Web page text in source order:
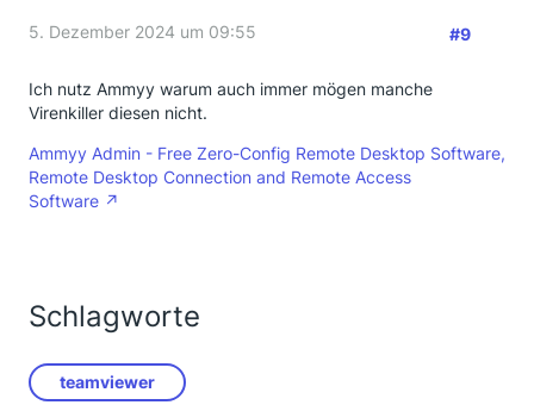
5. Dezember 2024 um 09:55 #9
Ich nutz Ammyy warum auch immer mögen manche
Virenkiller diesen nicht.
Ammyy Admin - Free Zero-Config Remote Desktop Software,
Remote Desktop Connection and Remote Access
Software
Schlagworte
teamviewer